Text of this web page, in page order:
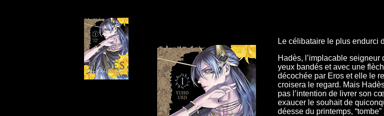
Le célibataire le plus endurci
Hadès, l’implacable
yeux bandés et avec une
décochée par Eros et elle le
croisera le regard. Mais
pas l’intention de livrer son
exaucer le souhait de
déesse du printemps, “tombe”